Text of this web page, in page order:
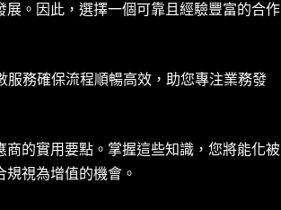
。因此，選擇一個可靠且經驗豐富的合作
務確保流程順暢高效，助您專注業務發
的實用要點。掌握這些知識，您將能化被
視為增值的機會。